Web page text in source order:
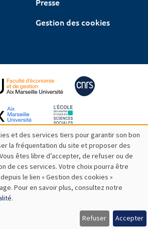
Gestion des cookies
et des services tiers pour garantir son bon
la fréquentation du site et proposer des
êtes libre d’accepter, de refuser ou de
de ces services. Votre choix pourra être
le lien « Gestion des cookies »
Pour en savoir plus, consultez notre
.
Refuser Accepter